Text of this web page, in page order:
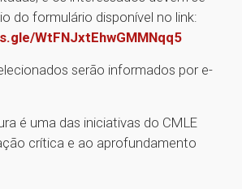
do formulário disponível no link:
WtFNJxtEhwGMMNqq5
serão informados por e-
é uma das iniciativas do CMLE
crítica e ao aprofundamento